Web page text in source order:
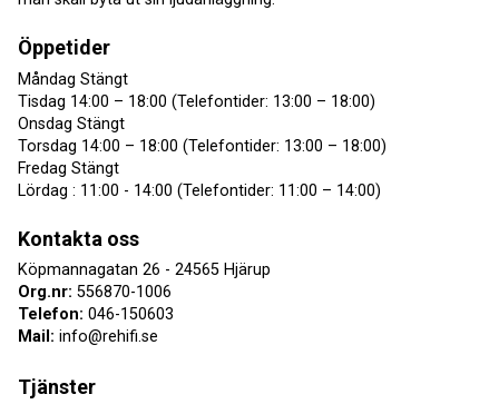
Öppetider
Måndag Stängt
Tisdag 14:00 – 18:00 (Telefontider: 13:00 – 18:00)
Onsdag Stängt
Torsdag 14:00 – 18:00 (Telefontider: 13:00 – 18:00)
Fredag Stängt
Lördag : 11:00 - 14:00 (Telefontider: 11:00 – 14:00)
Kontakta oss
Köpmannagatan 26 - 24565 Hjärup
Org.nr: 556870-1006
Telefon: 046-150603
Mail: info@rehifi.se
Tjänster